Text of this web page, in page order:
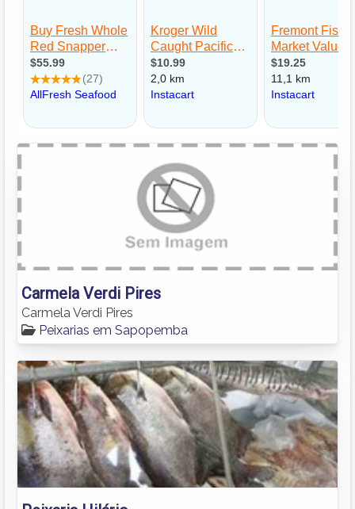
Carmela Verdi Pires
Carmela Verdi Pires
Peixarias em Sapopemba